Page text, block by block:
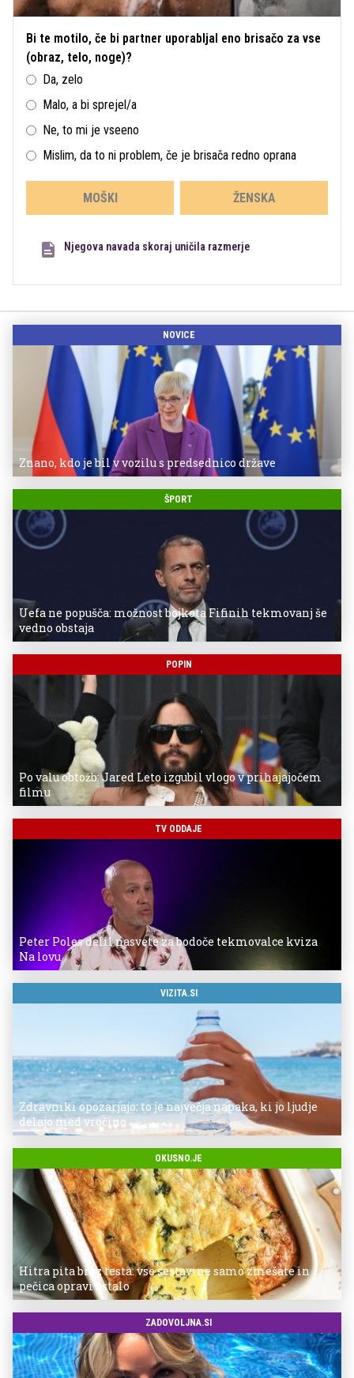
Bi te motilo, če bi partner uporabljal eno brisačo za vse
(obraz, telo, noge)?
Da, zelo
Malo, a bi sprejel/a
Ne, to mi je vseeno
Mislim, da to ni problem, če je brisača redno oprana
MOŠKI ŽENSKA
Njegova navada skoraj uničila razmerje
NOVICE
Znano, kdo je bil v vozilu s predsednico države
ŠPORT
Uefa ne popušča: možnost bojkota Fifinih tekmovanj še
vedno obstaja
POPIN
Po valu obtožb: Jared Leto izgubil vlogo v prihajajočem
filmu
TV ODDAJE
Peter Poles delil nasvete za bodoče tekmovalce kviza
Na lovu
VIZITA.SI
Zdravniki opozarjajo: to je največja napaka, ki jo ljudje
delajo med vročino
OKUSNO.JE
Hitra pita brez testa: vse sestavine samo zmešate in
pečica opravi ostalo
ZADOVOLJNA.SI